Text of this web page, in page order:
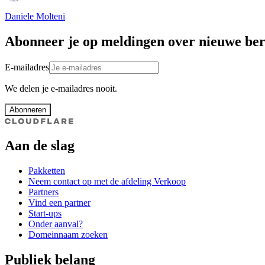
Daniele Molteni
Abonneer je op meldingen over nieuwe
E-mailadres
We delen je e-mailadres nooit.
Abonneren
Aan de slag
Pakketten
Neem contact op met de afdeling Verkoop
Partners
Vind een partner
Start-ups
Onder aanval?
Domeinnaam zoeken
Publiek belang